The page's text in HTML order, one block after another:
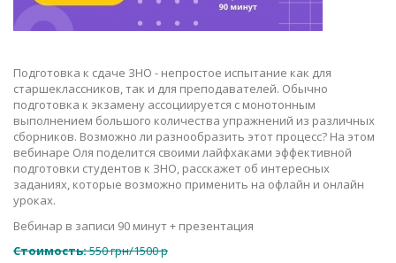
Подготовка к сдаче ЗНО - непростое испытание как для
старшеклассников, так и для преподавателей. Обычно
подготовка к экзамену ассоциируется с монотонным
выполнением большого количества упражнений из различных
сборников. Возможно ли разнообразить этот процесс? На этом
вебинаре Оля поделится своими лайфхаками эффективной
подготовки студентов к ЗНО, расскажет об интересных
заданиях, которые возможно применить на офлайн и онлайн
уроках.
Вебинар в записи 90 минут + презентация
Стоимость:550 грн/1500 р